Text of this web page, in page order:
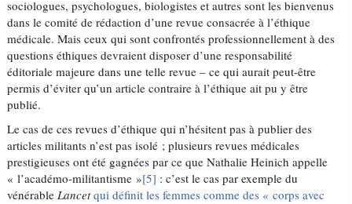
sociologues, psychologues, biologistes et autres sont les bienvenus
dans le comité de rédaction d’une revue consacrée à l’éthique
médicale. Mais ceux qui sont confrontés professionnellement à des
questions éthiques devraient disposer d’une responsabilité
éditoriale majeure dans une telle revue – ce qui aurait peut-être
permis d’éviter qu’un article contraire à l’éthique ait pu y être
publié.
Le cas de ces revues d’éthique qui n’hésitent pas à publier des
articles militants n’est pas isolé ; plusieurs revues médicales
prestigieuses ont été gagnées par ce que Nathalie Heinich appelle
« l’académo-militantisme »[5] : c’est le cas par exemple du
vénérableLancet qui définit les femmes comme des « corps avec